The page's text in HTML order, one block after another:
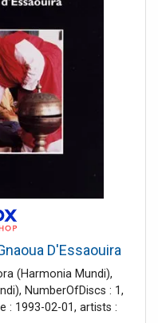
D'Essaouira
(Harmonia Mundi),
NumberOfDiscs : 1,
: 1993-02-01, artists :